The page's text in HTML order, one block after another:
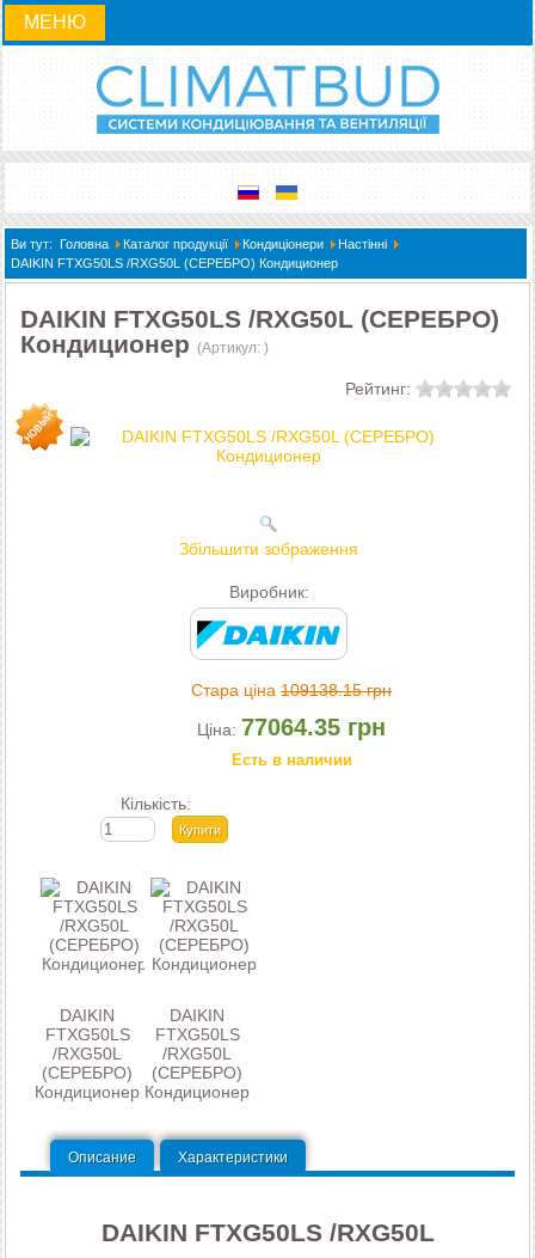
МЕНЮ
Ви тут: Головна Каталог продукції Кондиціонери
Настінні
DAIKIN FTXG50LS /RXG50L (СЕРЕБРО) Кондиционер
DAIKIN FTXG50LS /RXG50L (СЕРЕБРО)
Кондиционер (Артикул: )
Рейтинг:
Збільшити зображення
Виробник:
Стара ціна 109138.15 грн
Ціна: 77064.35 грн
Есть в наличии
Кількість:
DAIKIN
FTXG50LS
/RXG50L
(СЕРЕБРО)
Кондиционер
DAIKIN
FTXG50LS
/RXG50L
(СЕРЕБРО)
Кондиционер
Описание Характеристики
DAIKIN FTXG50LS /RXG50L